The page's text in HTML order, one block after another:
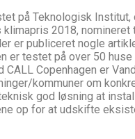
på Teknologisk Institut,
klimapris 2018, nomineret
er publiceret nogle
er testet på over 50 huse
CALL Copenhagen er
kommuner om
god løsning at
op for at udskifte